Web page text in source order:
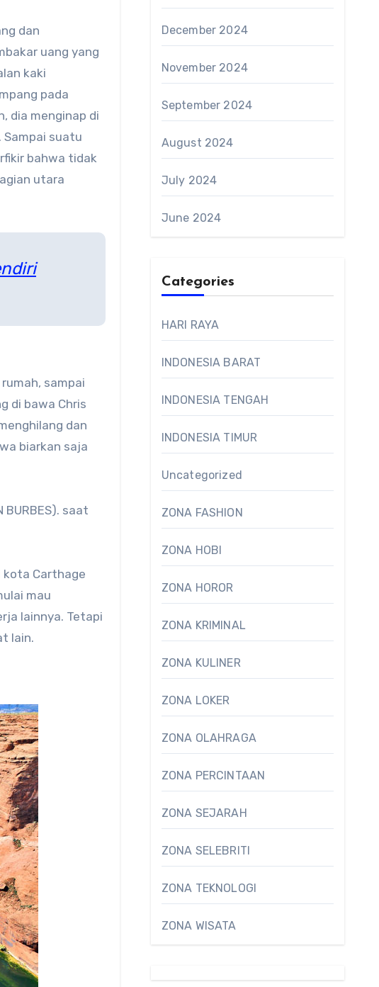
dan
uang yang
kaki
pada
dia menginap di
suatu
bahwa tidak
utara
sampai
di bawa Chris
dan
biarkan saja
saat
kota Carthage
mau
lainnya. Tetapi
lain.
December 2024
November 2024
September 2024
August 2024
July 2024
June 2024
Categories
HARI RAYA
INDONESIA BARAT
INDONESIA TENGAH
INDONESIA TIMUR
Uncategorized
ZONA FASHION
ZONA HOBI
ZONA HOROR
ZONA KRIMINAL
ZONA KULINER
ZONA LOKER
ZONA OLAHRAGA
ZONA PERCINTAAN
ZONA SEJARAH
ZONA SELEBRITI
ZONA TEKNOLOGI
ZONA WISATA